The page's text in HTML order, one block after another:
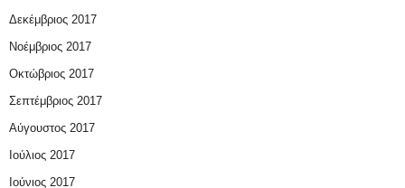
Δεκέμβριος 2017
Νοέμβριος 2017
Οκτώβριος 2017
Σεπτέμβριος 2017
Αύγουστος 2017
Ιούλιος 2017
Ιούνιος 2017